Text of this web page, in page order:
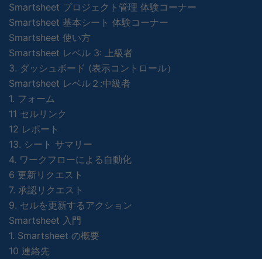
Smartsheet プロジェクト管理 体験コーナー
Smartsheet 基本シート 体験コーナー
Smartsheet 使い方
Smartsheet レベル 3: 上級者
3. ダッシュボード (表示コントロール）
Smartsheet レベル２:中級者
1. フォーム
11 セルリンク
12 レポート
13. シート サマリー
4. ワークフローによる自動化
6 更新リクエスト
7. 承認リクエスト
9. セルを更新するアクション
Smartsheet 入門
1. Smartsheet の概要
10 連絡先